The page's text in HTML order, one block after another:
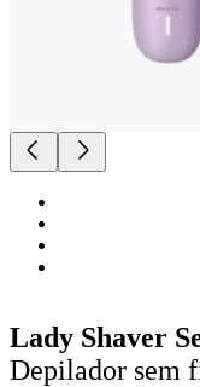
Lady Shaver
Depilador sem